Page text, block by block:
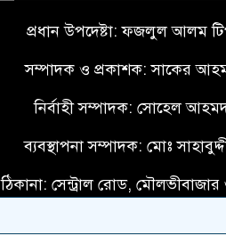
প্রধান উপদেষ্টা: ফজলুল আলম
সম্পাদক ও প্রকাশক: সাকের
নির্বাহী সম্পাদক: সোহেল
ব্যবস্থাপনা সম্পাদক: মোঃ
ঠিকানা: সেন্ট্রাল রোড,